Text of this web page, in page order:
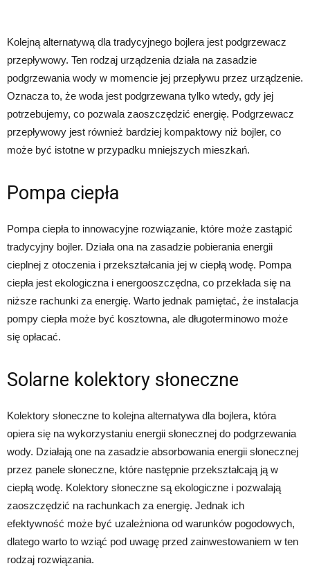
Kolejną alternatywą dla tradycyjnego bojlera jest podgrzewacz
przepływowy. Ten rodzaj urządzenia działa na zasadzie
podgrzewania wody w momencie jej przepływu przez urządzenie.
Oznacza to, że woda jest podgrzewana tylko wtedy, gdy jej
potrzebujemy, co pozwala zaoszczędzić energię. Podgrzewacz
przepływowy jest również bardziej kompaktowy niż bojler, co
może być istotne w przypadku mniejszych mieszkań.
Pompa ciepła
Pompa ciepła to innowacyjne rozwiązanie, które może zastąpić
tradycyjny bojler. Działa ona na zasadzie pobierania energii
cieplnej z otoczenia i przekształcania jej w ciepłą wodę. Pompa
ciepła jest ekologiczna i energooszczędna, co przekłada się na
niższe rachunki za energię. Warto jednak pamiętać, że instalacja
pompy ciepła może być kosztowna, ale długoterminowo może
się opłacać.
Solarne kolektory słoneczne
Kolektory słoneczne to kolejna alternatywa dla bojlera, która
opiera się na wykorzystaniu energii słonecznej do podgrzewania
wody. Działają one na zasadzie absorbowania energii słonecznej
przez panele słoneczne, które następnie przekształcają ją w
ciepłą wodę. Kolektory słoneczne są ekologiczne i pozwalają
zaoszczędzić na rachunkach za energię. Jednak ich
efektywność może być uzależniona od warunków pogodowych,
dlatego warto to wziąć pod uwagę przed zainwestowaniem w ten
rodzaj rozwiązania.